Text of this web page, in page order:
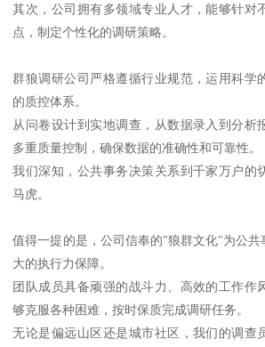
其次，公司拥有多领域专业人才，能够针对
点，制定个性化的调研策略。
群狼调研公司严格遵循行业规范，运用科学
的质控体系。
从问卷设计到实地调查，从数据录入到分析
多重质量控制，确保数据的准确性和可靠性。
我们深知，公共事务决策关系到千家万户的
马虎。
值得一提的是，公司信奉的"狼群文化"为公共
大的执行力保障。
团队成员具备顽强的战斗力、高效的工作作
够克服各种困难，按时保质完成调研任务。
无论是偏远山区还是城市社区，我们的调查